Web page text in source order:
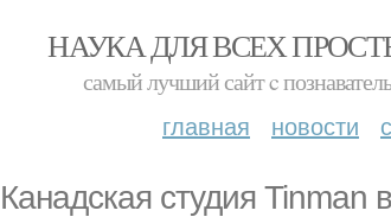
НАУКА ДЛЯ ВСЕХ
самый лучший сайт c
главная новости
Канадская студия Tinman